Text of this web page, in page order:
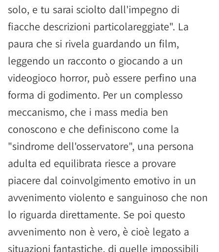
solo, e tu sarai sciolto dall'impegno di
fiacche descrizioni particolareggiate". La
paura che si rivela guardando un film,
leggendo un racconto o giocando a un
videogioco horror, può essere perfino una
forma di godimento. Per un complesso
meccanismo, che i mass media ben
conoscono e che definiscono come la
"sindrome dell'osservatore", una persona
adulta ed equilibrata riesce a provare
piacere dal coinvolgimento emotivo in un
avvenimento violento e sanguinoso che non
lo riguarda direttamente. Se poi questo
avvenimento non è vero, è cioè legato a
situazioni fantastiche, di quelle impossibili